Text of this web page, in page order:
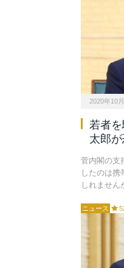
2020年10
若者
太郎
菅内閣の支
したのは携
しれません
ニュース